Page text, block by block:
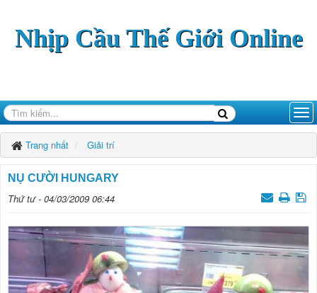
Nhịp Cầu Thế Giới Online
Trang nhất Giải­ trí
NỤ CƯỜI HUNGARY
Thứ tư - 04/03/2009 06:44